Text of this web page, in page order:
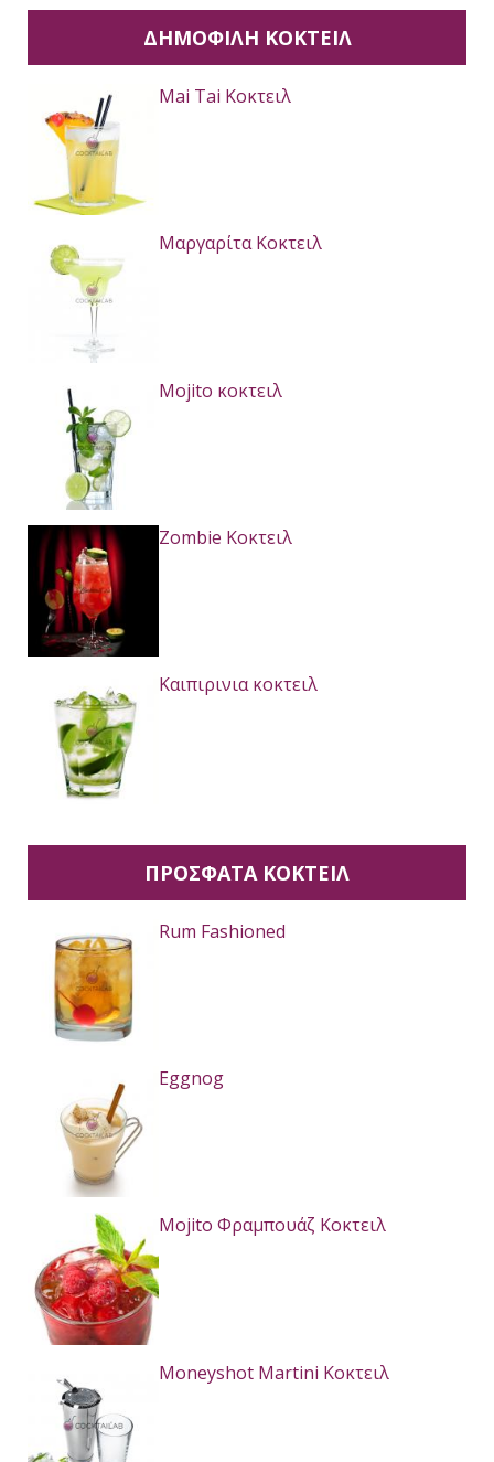
ΔΗΜΟΦΙΛΉ ΚΟΚΤΕΙΛ
Mai Tai Κοκτειλ
Μαργαρίτα Κοκτειλ
Mojito κοκτειλ
Zombie Κοκτειλ
Καιπιρινια κοκτειλ
ΠΡΟΣΦΑΤΑ ΚΟΚΤΕΙΛ
Rum Fashioned
Eggnog
Mojito Φραμπουάζ Κοκτειλ
Moneyshot Martini Κοκτειλ